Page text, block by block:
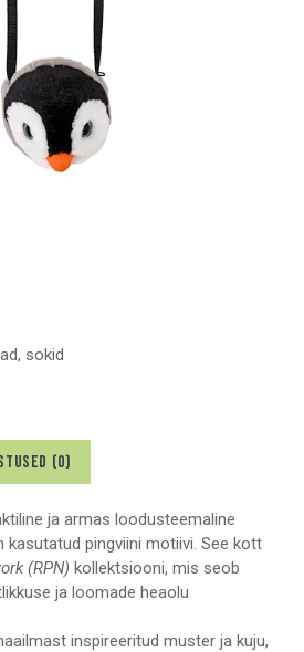
sokid
(0)
ja armas loodusteemaline
kasutatud pingviini motiivi. See kott
(RPN) kollektsiooni, mis seob
ja loomade heaolu
inspireeritud muster ja kuju,